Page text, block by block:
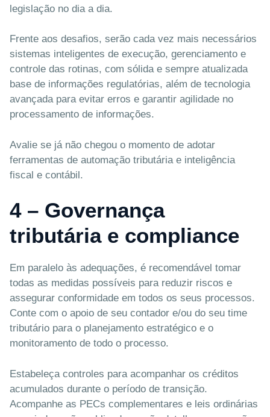
legislação no dia a dia.
Frente aos desafios, serão cada vez mais necessários
sistemas inteligentes de execução, gerenciamento e
controle das rotinas, com sólida e sempre atualizada
base de informações regulatórias, além de tecnologia
avançada para evitar erros e garantir agilidade no
processamento de informações.
Avalie se já não chegou o momento de adotar
ferramentas de automação tributária e inteligência
fiscal e contábil.
4 – Governança
tributária e compliance
Em paralelo às adequações, é recomendável tomar
todas as medidas possíveis para reduzir riscos e
assegurar conformidade em todos os seus processos.
Conte com o apoio de seu contador e/ou do seu time
tributário para o planejamento estratégico e o
monitoramento de todo o processo.
Estabeleça controles para acompanhar os créditos
acumulados durante o período de transição.
Acompanhe as PECs complementares e leis ordinárias